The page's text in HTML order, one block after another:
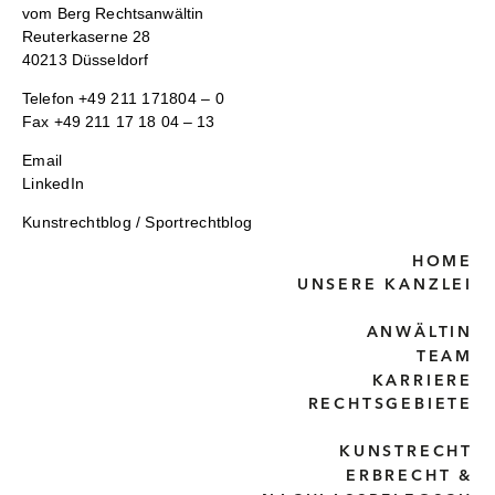
vom Berg Rechtsanwältin
Reuterkaserne 28
40213 Düsseldorf
Telefon+49 211 171804 – 0
Fax +49 211 17 18 04 – 13
Email
LinkedIn
Kunstrechtblog /Sportrechtblog
HOME
UNSERE KANZLEI
ANWÄLTIN
TEAM
KARRIERE
RECHTSGEBIETE
KUNSTRECHT
ERBRECHT &